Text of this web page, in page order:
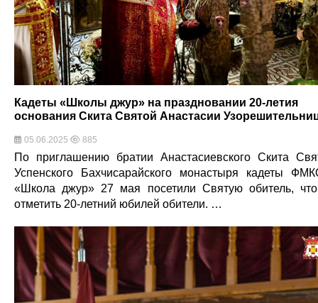
Кадеты «Школы джур» на праздновании 20-летия
основания Скита Святой Анастасии
05.06.2025 885
По приглашению братии Анастасиевского Скита
Успенского Бахчисарайского монастыря кадеты
«Школа джур» 27 мая посетили Святую обитель,
отметить 20-летний юбилей обители. …